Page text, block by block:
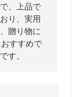
、上品で
り、実用
贈り物に
すすめで
す。